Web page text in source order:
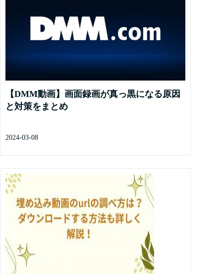
【DMM動画】画面録画が真っ黒になる原因
と対策をまとめ
2024-03-08